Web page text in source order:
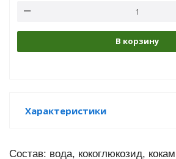
В корзину
Характеристики
Состав: вода, кокоглюкозид,